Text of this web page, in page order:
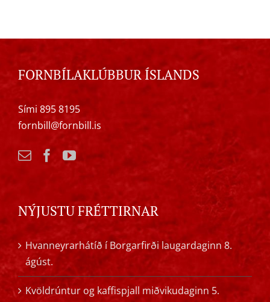
FORNBÍLAKLÚBBUR ÍSLANDS
Sími 895 8195
fornbill@fornbill.is
NÝJUSTU FRÉTTIRNAR
Hvanneyrarhátíð í Borgarfirði laugardaginn 8.
ágúst.
Kvöldrúntur og kaffispjall miðvikudaginn 5.